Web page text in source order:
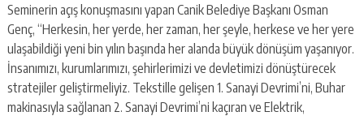
Seminerin açış konuşmasını yapan Canik Belediye Başkanı Osman
Genç, “Herkesin, her yerde, her zaman, her şeyle, herkese ve her yere
ulaşabildiği yeni bin yılın başında her alanda büyük dönüşüm yaşanıyor.
İnsanımızı, kurumlarımızı, şehirlerimizi ve devletimizi dönüştürecek
stratejiler geliştirmeliyiz. Tekstille gelişen 1. Sanayi Devrimi’ni, Buhar
makinasıyla sağlanan 2. Sanayi Devrimi’ni kaçıran ve Elektrik,